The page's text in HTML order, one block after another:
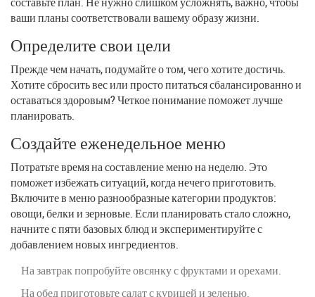
ваши планы соответствовали вашему образу жизни.
Определите свои цели
Прежде чем начать, подумайте о том, чего хотите достичь.
Хотите сбросить вес или просто питаться сбалансированно и
оставаться здоровым? Четкое понимание поможет лучше
планировать.
Создайте еженедельное меню
Потратьте время на составление меню на неделю. Это
поможет избежать ситуаций, когда нечего приготовить.
Включите в меню разнообразные категории продуктов:
овощи, белки и зерновые. Если планировать стало сложно,
начните с пяти базовых блюд и экспериментируйте с
добавлением новых ингредиентов.
На завтрак попробуйте овсянку с фруктами и орехами.
На обед приготовьте салат с курицей и зеленью.